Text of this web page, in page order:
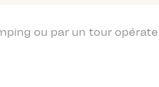
ou par un tour